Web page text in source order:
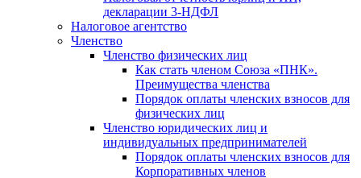
декларации 3-НДФЛ
Налоговое агентство
Членство
Членство физических лиц
Как стать членом Союза «ПНК».
Преимущества членства
Порядок оплаты членских взносов для
физических лиц
Членство юридических лиц и
индивидуальных предпринимателей
Порядок оплаты членских взносов для
Корпоративных членов